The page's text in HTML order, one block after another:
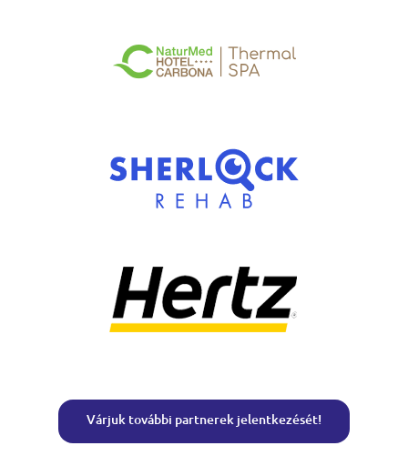
Várjuk további partnerek jelentkezését!